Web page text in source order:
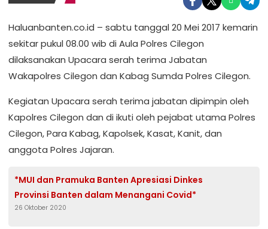
Haluanbanten.co.id – sabtu tanggal 20 Mei 2017 kemarin
sekitar pukul 08.00 wib di Aula Polres Cilegon
dilaksanakan Upacara serah terima Jabatan
Wakapolres Cilegon dan Kabag Sumda Polres Cilegon.
Kegiatan Upacara serah terima jabatan dipimpin oleh
Kapolres Cilegon dan di ikuti oleh pejabat utama Polres
Cilegon, Para Kabag, Kapolsek, Kasat, Kanit, dan
anggota Polres Jajaran.
*MUI dan Pramuka Banten Apresiasi Dinkes
Provinsi Banten dalam Menangani Covid*
26 Oktober 2020